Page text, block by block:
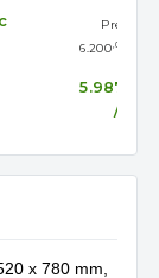
Pret RRP:
6.200,00
5.987
/buc
x 780 mm